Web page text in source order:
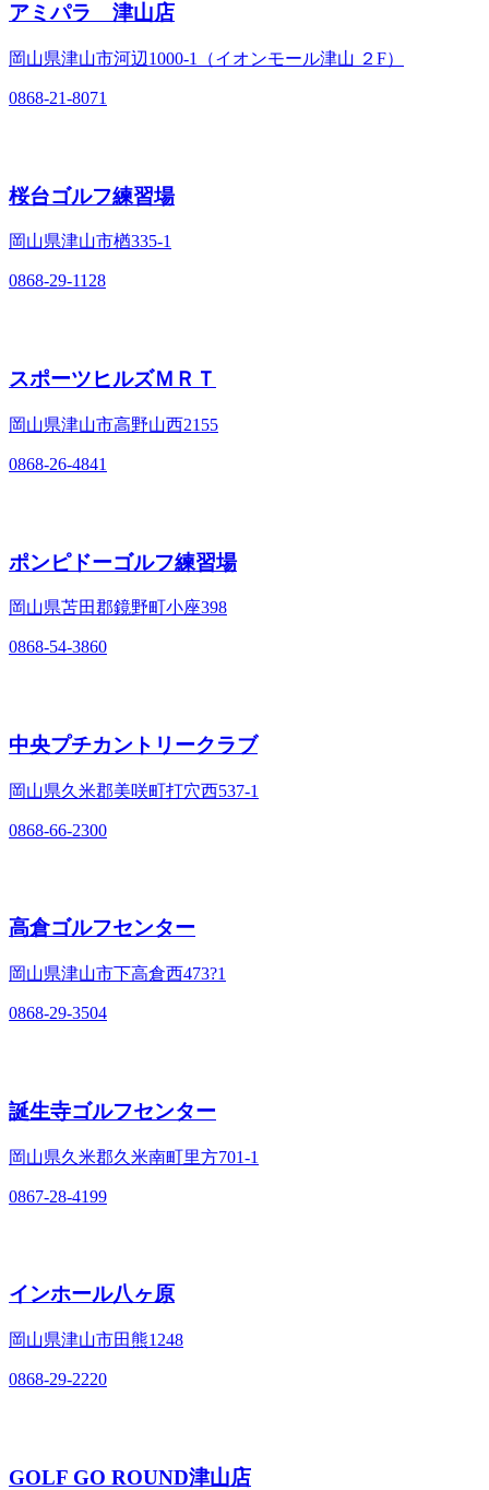
アミパラ 津山店
岡山県津山市河辺1000-1（イオンモール津山 ２F）
0868-21-8071
桜台ゴルフ練習場
岡山県津山市楢335-1
0868-29-1128
スポーツヒルズＭＲＴ
岡山県津山市高野山西2155
0868-26-4841
ポンピドーゴルフ練習場
岡山県苫田郡鏡野町小座398
0868-54-3860
中央プチカントリークラブ
岡山県久米郡美咲町打穴西537-1
0868-66-2300
高倉ゴルフセンター
岡山県津山市下高倉西473?1
0868-29-3504
誕生寺ゴルフセンター
岡山県久米郡久米南町里方701-1
0867-28-4199
インホール八ヶ原
岡山県津山市田熊1248
0868-29-2220
GOLF GO ROUND津山店